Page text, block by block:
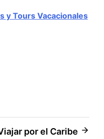
y Tours Vacacionales
por el Caribe